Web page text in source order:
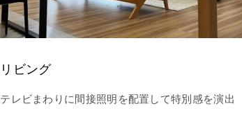
リビング
テレビまわりに間接照明を配置して特別感を演出